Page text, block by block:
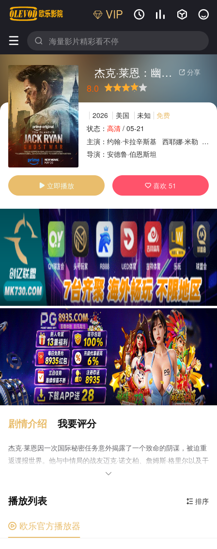
VIP    
 
 分享
杰克·莱恩：幽灵之战
8.0
很差较差还行推荐力荐
2026 美国 未知
免费
状态： 高清/ 05-21
主演： 约翰·卡拉辛斯基 西耶娜·米勒
哈
导演： 安德鲁·伯恩斯坦
 立即播放  喜欢51
广告
剧情介绍 我要评分
杰克·莱恩因一次国际秘密任务意外揭露了一个致命的阴谋，被迫重
返谍报世界。他与中情局的战友迈克·诺文柏、詹姆斯·格里尔以及干
练的军情六处特工艾玛·马洛争分夺秒，共同对抗一支失控的黑衣行

 排序
播放列表
 欧乐官方播放器